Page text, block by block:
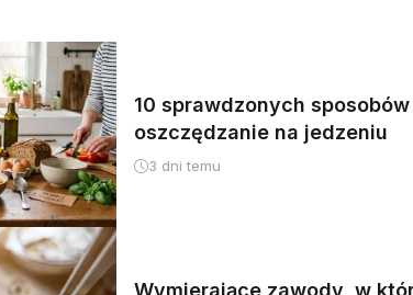
10 sprawdzonych sposobów
oszczędzanie na jedzeniu
3 dni temu
Wymierające zawody, w